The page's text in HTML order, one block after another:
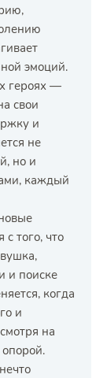
эмоций.
героях —
свои
и
не
но и
каждый
того, что
и поиске
когда
и
на